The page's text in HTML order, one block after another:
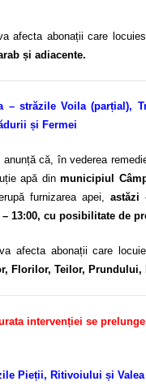
afecta abonații care
și adiacente.
– străzile Voila (parțial),
și Fermei
că, în vederea
apă dinmunicipiul
furnizarea apei,astăzi
13:00, cu posibilitate de
afecta abonații care
Florilor, Teilor, Prundului,
intervenției se
Pieții, Ritivoiului și